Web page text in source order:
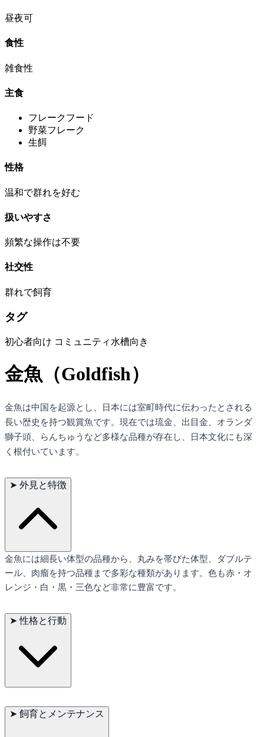
昼夜可
食性
雑食性
主食
フレークフード
野菜フレーク
生餌
性格
温和で群れを好む
扱いやすさ
頻繁な操作は不要
社交性
群れで飼育
タグ
初心者向け コミュニティ水槽向き
金魚（Goldfish）
金魚は中国を起源とし、日本には室町時代に伝わったとされる
長い歴史を持つ観賞魚です。現在では琉金、出目金、オランダ
獅子頭、らんちゅうなど多様な品種が存在し、日本文化にも深
く根付いています。
➤ 外見と特徴
金魚には細長い体型の品種から、丸みを帯びた体型、ダブルテ
ール、肉瘤を持つ品種まで多彩な種類があります。色も赤・オ
レンジ・白・黒・三色など非常に豊富です。
➤ 性格と行動
較的幅広い温度帯で生活できます。群れで泳ぐことも多く、観
➤ 飼育とメンテナンス